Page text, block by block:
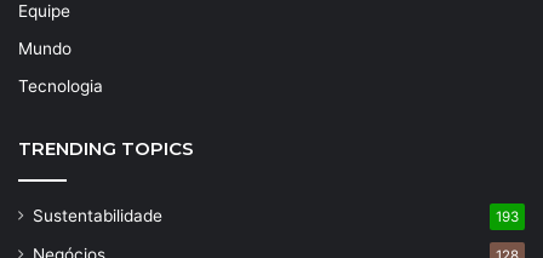
Equipe
Mundo
Tecnologia
TRENDING TOPICS
Sustentabilidade 193